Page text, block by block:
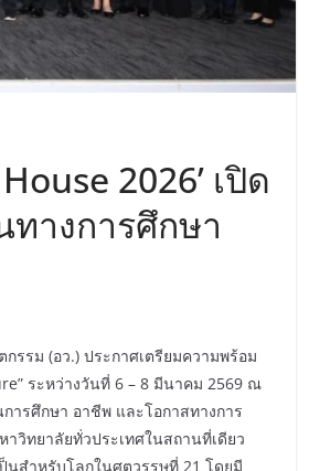
2026’ เปิด
างการศึกษา
รรม (อว.) ประกาศเตรียมความพร้อม
ระหว่างวันที่ 6 – 8 มีนาคม 2569 ณ
ารศึกษา อาชีพ และโอกาสทางการ
วิทยาลัยทั่วประเทศในสถานที่เดียว
นสำหรับโลกในศตวรรษที่ 21 โดยมี